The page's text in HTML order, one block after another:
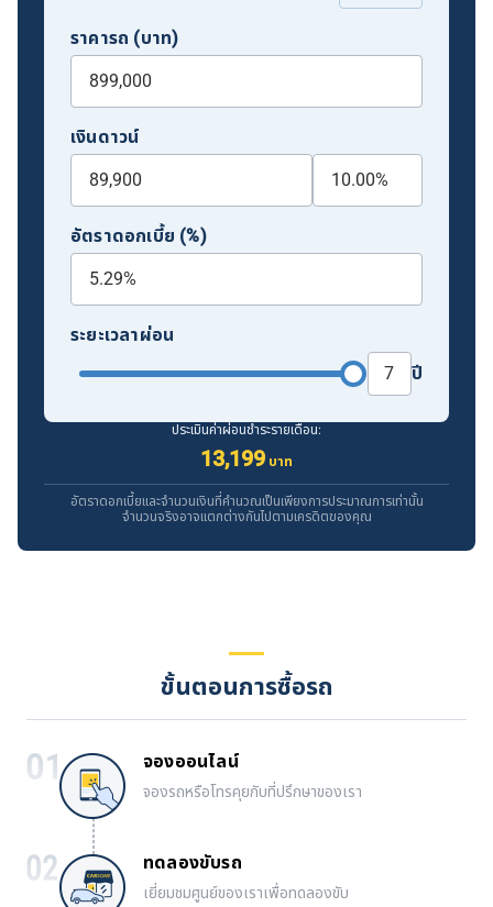
ราคารถ (บาท)
เงินดาวน์
อัตราดอกเบี้ย (%)
ระยะเวลาผ่อน
ปี
ประเมินค่าผ่อนชำระรายเดือน:
13,199 บาท
อัตราดอกเบี้ยและจำนวนเงินที่คำนวณเป็นเพียงการประมาณการเท่านั้น
จำนวนจริงอาจแตกต่างกันไปตามเครดิตของคุณ
ขั้นตอนการซื้อรถ
จองออนไลน์
จองรถหรือโทรคุยกับที่ปรึกษาของเรา
ทดลองขับรถ
เยี่ยมชมศูนย์ของเราเพื่อทดลองขับ